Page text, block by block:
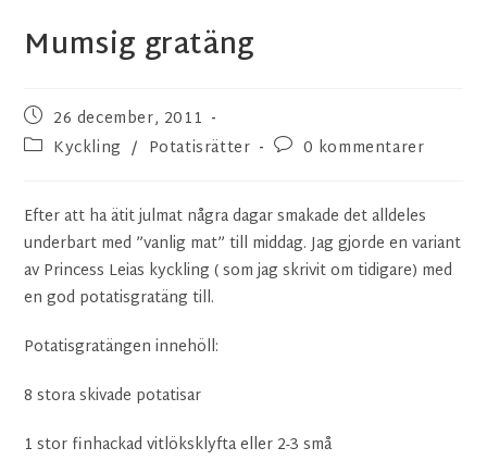
Mumsig gratäng
26 december, 2011
Kyckling / Potatisrätter 0 kommentarer
Efter att ha ätit julmat några dagar smakade det alldeles
underbart med ”vanlig mat” till middag. Jag gjorde en variant
av Princess Leias kyckling ( som jag skrivit om tidigare) med
en god potatisgratäng till.
Potatisgratängen innehöll:
8 stora skivade potatisar
1 stor finhackad vitlöksklyfta eller 2-3 små